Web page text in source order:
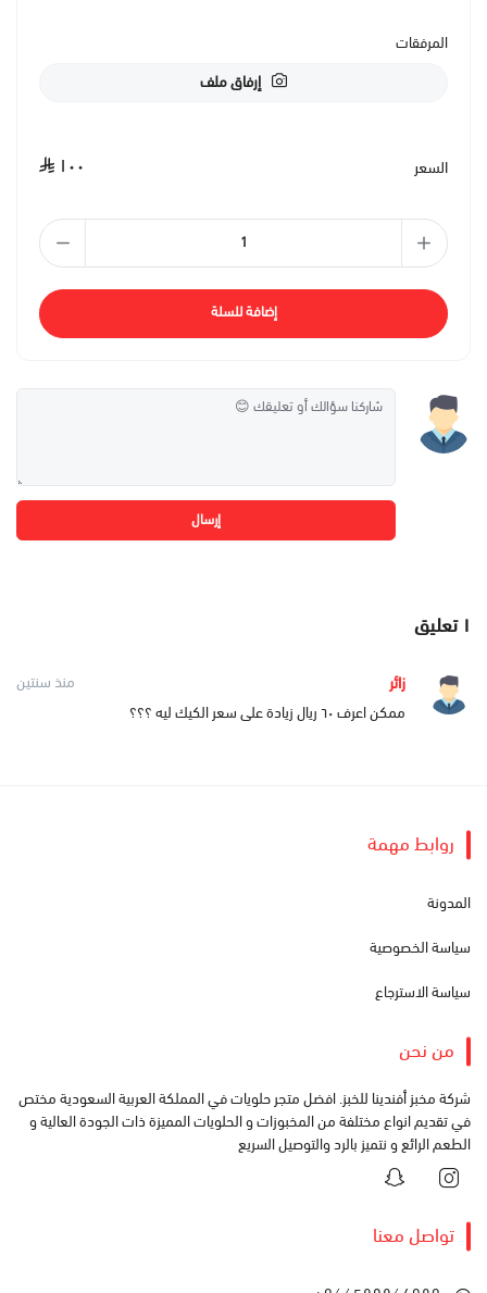
المرفقات
إرفاق ملف
السعر ١٠٠
إضافة للسلة
إرسال
١ تعليق
زائر
منذ سنتين
ممكن اعرف ٦٠ ريال زيادة على سعر الكيك ليه ؟؟؟
روابط مهمة
المدونة
سياسة الخصوصية
سياسة الاسترجاع
من نحن
شركة مخبز أفندينا للخبز. افضل متجر حلويات في المملكة العربية السعودية مختص
في تقديم انواع مختلفة من المخبوزات و الحلويات المميزة ذات الجودة العالية و
الطعم الرائع و نتميز بالرد والتوصيل السريع
تواصل معنا